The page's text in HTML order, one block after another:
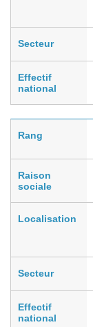
Secteur
Effectif
national
Rang
Raison
sociale
Localisation
Secteur
Effectif
national